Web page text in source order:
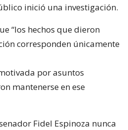
inició una investigación.
“los hechos que dieron
corresponden únicamente
por asuntos
mantenerse en ese
Fidel Espinoza nunca